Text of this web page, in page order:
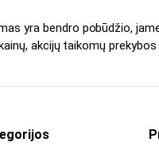
yra bendro pobūdžio,
akcijų taikomų